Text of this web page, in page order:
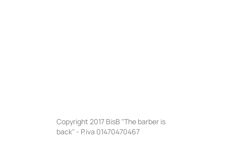
Copyright 2017 BisB "The barber is
back" - P.iva 01470470467